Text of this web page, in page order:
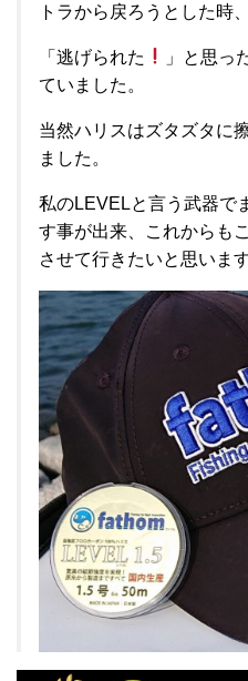
トラから戻ろうとした時
「逃げられた
」と思っ
ていました。
当然ハリスはズタズタに
ました。
私のLEVELと言う武器で
す事が出来、これからも
させて行きたいと思います